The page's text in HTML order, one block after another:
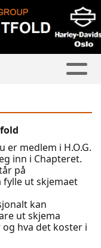
medlem i H.O.G.
inn i Chapteret.
på
ut skjemaet
kan
ut skjema
hva det koster i